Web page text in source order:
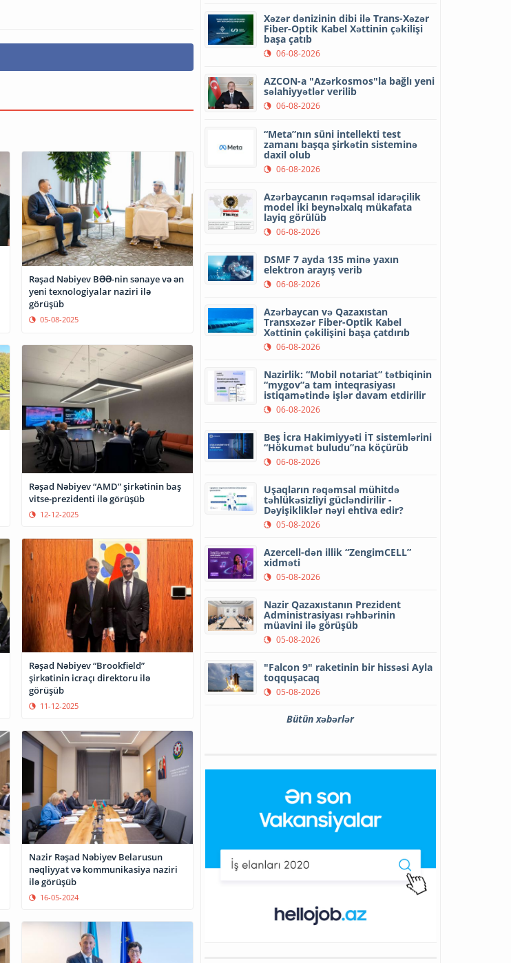
Rəşad Nəbiyev BƏƏ-nin sənaye və ən
yeni texnologiyalar naziri ilə
görüşüb
05-08-2025
Rəşad Nəbiyev “AMD” şirkətinin baş
vitse-prezidenti ilə görüşüb
12-12-2025
Rəşad Nəbiyev “Brookfield”
şirkətinin icraçı direktoru ilə
görüşüb
11-12-2025
Nazir Rəşad Nəbiyev Belarusun
nəqliyyat və kommunikasiya naziri
ilə görüşüb
16-05-2024
Xəzər dənizinin dibi ilə Trans-Xəzər
Fiber-Optik Kabel Xəttinin çəkilişi
başa çatıb
06-08-2026
AZCON-a "Azərkosmos"la bağlı yeni
səlahiyyətlər verilib
06-08-2026
“Meta”nın süni intellekti test
zamanı başqa şirkətin sisteminə
daxil olub
06-08-2026
Azərbaycanın rəqəmsal idarəçilik
model iki beynəlxalq mükafata
layiq görülüb
06-08-2026
DSMF 7 ayda 135 minə yaxın
elektron arayış verib
06-08-2026
Azərbaycan və Qazaxıstan
Transxəzər Fiber-Optik Kabel
Xəttinin çəkilişini başa çatdırıb
06-08-2026
Nazirlik: “Mobil notariat” tətbiqinin
“mygov”a tam inteqrasiyası
istiqamətində işlər davam etdirilir
06-08-2026
Beş İcra Hakimiyyəti İT sistemlərini
“Hökumət buludu”na köçürüb
06-08-2026
Uşaqların rəqəmsal mühitdə
təhlükəsizliyi gücləndirilir -
Dəyişikliklər nəyi ehtiva edir?
05-08-2026
Azercell-dən illik “ZengimCELL”
xidməti
05-08-2026
Nazir Qazaxıstanın Prezident
Administrasiyası rəhbərinin
müavini ilə görüşüb
05-08-2026
"Falcon 9" raketinin bir hissəsi Ayla
toqquşacaq
05-08-2026
Bütün xəbərlər